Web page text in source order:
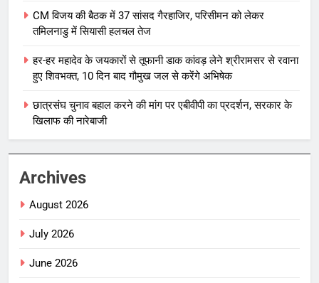
CM विजय की बैठक में 37 सांसद गैरहाजिर, परिसीमन को लेकर
तमिलनाडु में सियासी हलचल तेज
हर-हर महादेव के जयकारों से तूफानी डाक कांवड़ लेने श्रीरामसर से रवाना
हुए शिवभक्त, 10 दिन बाद गौमुख जल से करेंगे अभिषेक
छात्रसंघ चुनाव बहाल करने की मांग पर एबीवीपी का प्रदर्शन, सरकार के
खिलाफ की नारेबाजी
Archives
August 2026
July 2026
June 2026